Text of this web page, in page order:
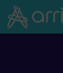
Skoči na vsebino